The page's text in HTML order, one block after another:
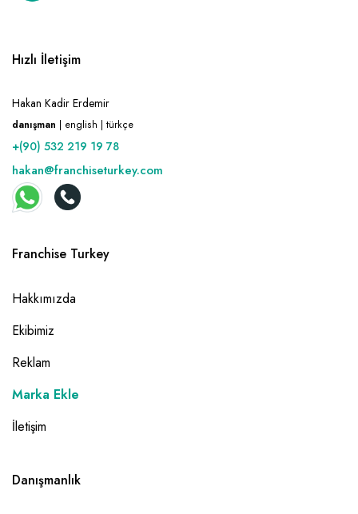
Hızlı İletişim
Hakan Kadir Erdemir
danışman | english | türkçe
+(90) 532 219 19 78
hakan@franchiseturkey.com
Franchise Turkey
Hakkımızda
Ekibimiz
Reklam
Marka Ekle
İletişim
Danışmanlık